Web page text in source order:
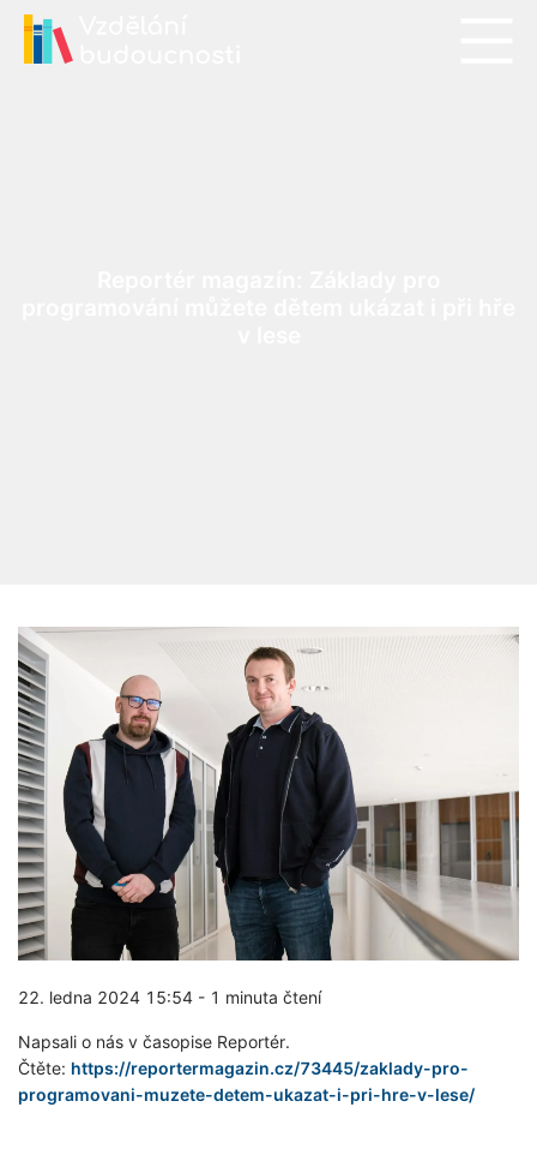
22. ledna 2024 15:54 - 1 minuta čtení
Napsali o nás v časopise Reportér.
Čtěte: https://reportermagazin.cz/73445/zaklady-pro-
programovani-muzete-detem-ukazat-i-pri-hre-v-lese/